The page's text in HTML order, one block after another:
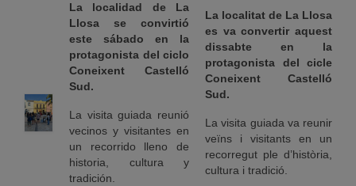
Portal de empleo
Empleo Público
Buzón denuncias
Gastrofest
Información empresas incendio
La localidad de La
Llosa se convirtió
este sábado en la
protagonista del ciclo
Coneixent Castelló
Sud.
La visita guiada reunió
vecinos y visitantes en
un recorrido lleno de
historia, cultura y
tradición.
La localitat de La Llosa
es va convertir aquest
dissabte en la
protagonista del cicle
Coneixent Castelló
Sud.
La visita guiada va reunir
veïns i visitants en un
recorregut ple d’història,
cultura i tradició.